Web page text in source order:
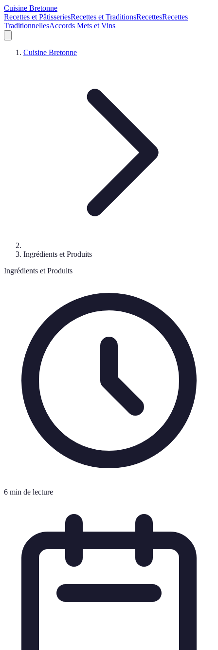
Cuisine Bretonne
Recettes et PâtisseriesRecettes et TraditionsRecettesRecettes
TraditionnellesAccords Mets et Vins
Cuisine Bretonne
Ingrédients et Produits
Ingrédients et Produits
6 min de lecture